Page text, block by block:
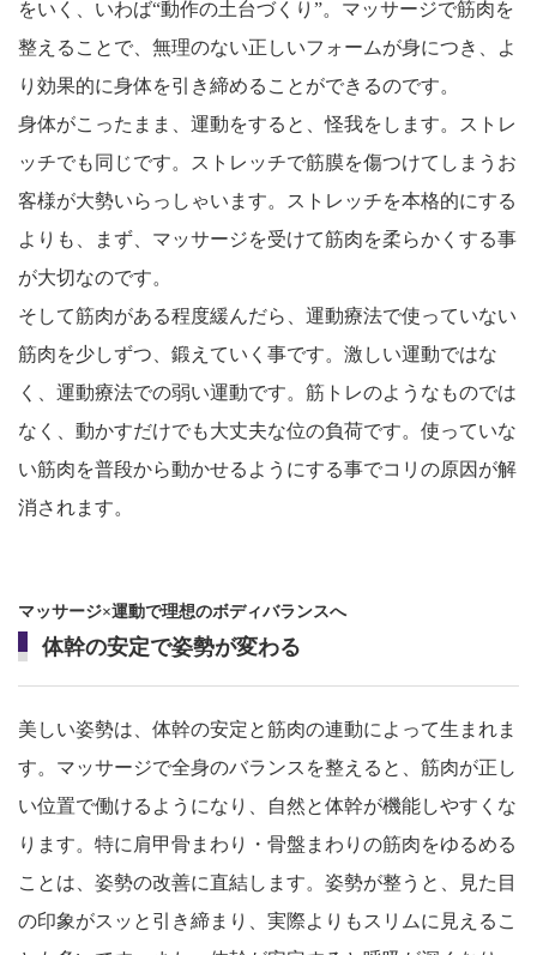
をいく、いわば“動作の土台づくり”。マッサージで筋肉を
整えることで、無理のない正しいフォームが身につき、よ
り効果的に身体を引き締めることができるのです。
身体がこったまま、運動をすると、怪我をします。ストレ
ッチでも同じです。ストレッチで筋膜を傷つけてしまうお
客様が大勢いらっしゃいます。ストレッチを本格的にする
よりも、まず、マッサージを受けて筋肉を柔らかくする事
が大切なのです。
そして筋肉がある程度緩んだら、運動療法で使っていない
筋肉を少しずつ、鍛えていく事です。激しい運動ではな
く、運動療法での弱い運動です。筋トレのようなものでは
なく、動かすだけでも大丈夫な位の負荷です。使っていな
い筋肉を普段から動かせるようにする事でコリの原因が解
消されます。
マッサージ×運動で理想のボディバランスへ
体幹の安定で姿勢が変わる
美しい姿勢は、体幹の安定と筋肉の連動によって生まれま
す。マッサージで全身のバランスを整えると、筋肉が正し
い位置で働けるようになり、自然と体幹が機能しやすくな
ります。特に肩甲骨まわり・骨盤まわりの筋肉をゆるめる
ことは、姿勢の改善に直結します。姿勢が整うと、見た目
の印象がスッと引き締まり、実際よりもスリムに見えるこ